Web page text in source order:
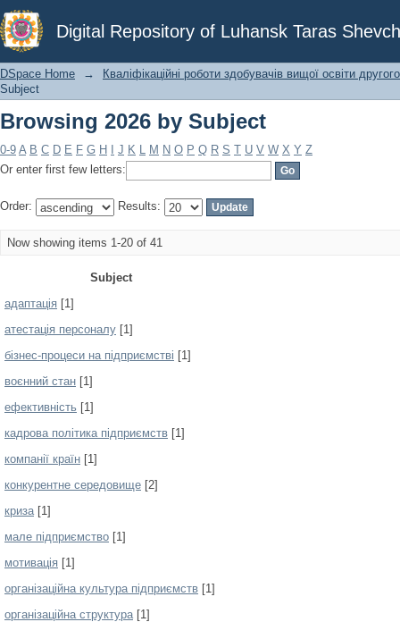
Digital Repository of Luhansk Taras
Browsing 2026 by Subject
DSpace Home →
Кваліфікаційні роботи здобувачів вищої освіти
Subject
Browsing 2026 by Subject
0-9 A B C D E F G H J K L M N O P Q R S T U V W X Y Z
Or enter first few letters:
Order: Results:
Now showing items 1-20 of 41
Subject
адаптація [1]
атестація персоналу [1]
бізнес-процеси на підприємстві [1]
воєнний стан [1]
ефективність [1]
кадрова політика підприємств [1]
компанії країн [1]
конкурентне середовище [2]
криза[1]
мале підприємство [1]
мотивація [1]
організаційна культура підприємств [1]
організаційна структура[1]